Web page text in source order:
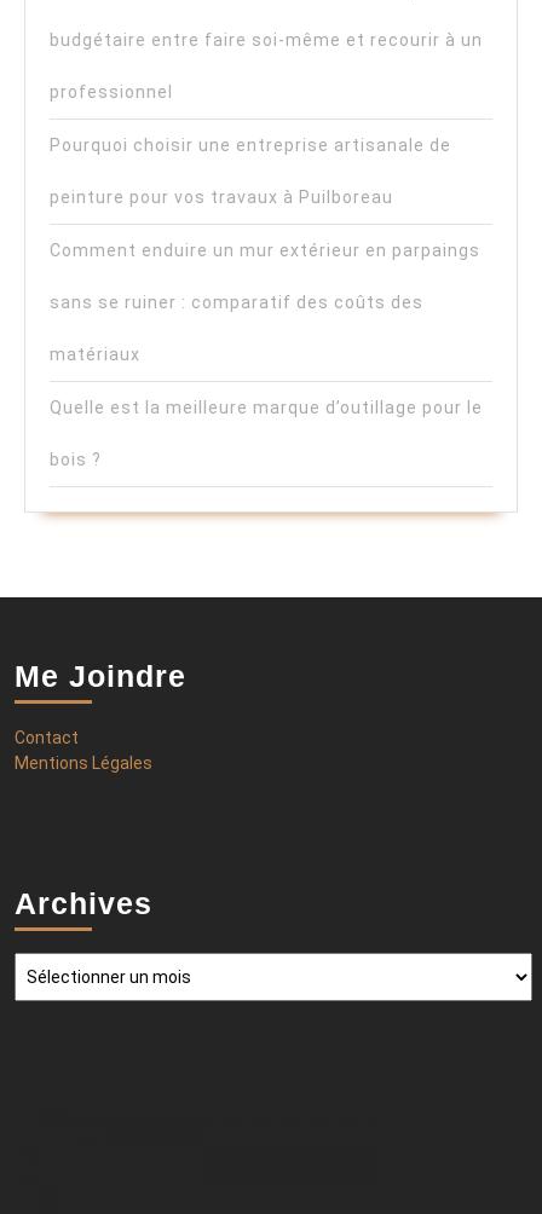
budgétaire entre faire soi-même et recourir à un
professionnel
Pourquoi choisir une entreprise artisanale de
peinture pour vos travaux à Puilboreau
Comment enduire un mur extérieur en parpaings
sans se ruiner : comparatif des coûts des
matériaux
Quelle est la meilleure marque d’outillage pour le
bois ?
Me Joindre
Contact
Mentions Légales
Archives